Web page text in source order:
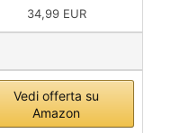
34,99 EUR
Vedi offerta su
Amazon